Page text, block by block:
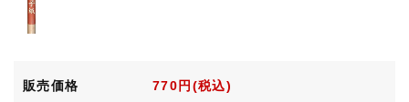
販売価格 770円(税込)